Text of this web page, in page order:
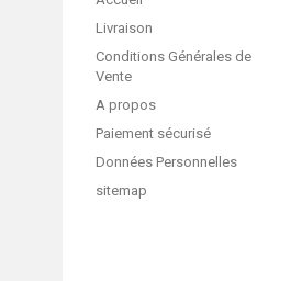
Livraison
Conditions Générales de
Vente
A propos
Paiement sécurisé
Données Personnelles
sitemap